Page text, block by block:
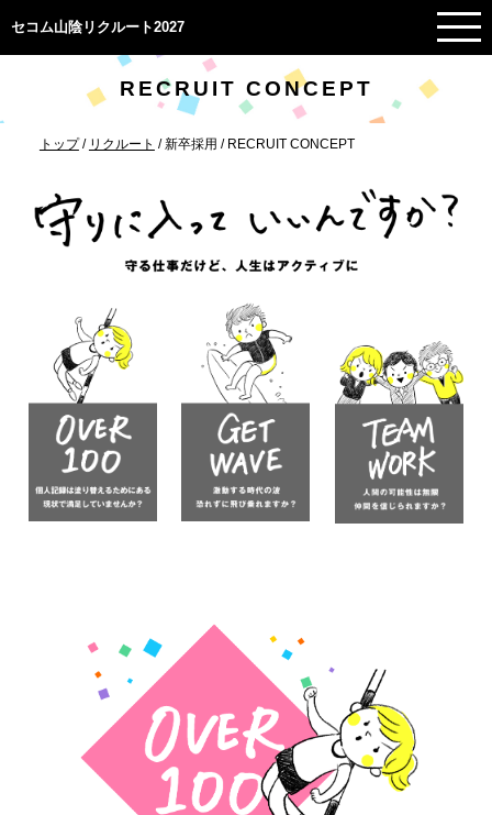
セコム山陰リクルート2027
RECRUIT CONCEPT
現
位
置：
トップ/ リクルート /新卒採用 / RECRUIT CONCEPT